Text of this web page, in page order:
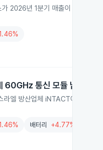
가 2026년 1분기 매출이 96만 3
통신 모듈 납품
엘 방산업체 iNTACT에 군용
배터리 +4.77%